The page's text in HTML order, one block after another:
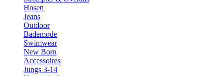
Hosen
Jeans
Outdoor
Bademode
Swimwear
New Born
Accessoires
Jungs 3-14